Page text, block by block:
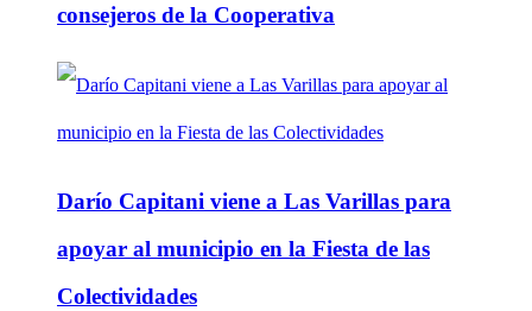
consejeros de la Cooperativa
Darío Capitani viene a Las Varillas para
apoyar al municipio en la Fiesta de las
Colectividades